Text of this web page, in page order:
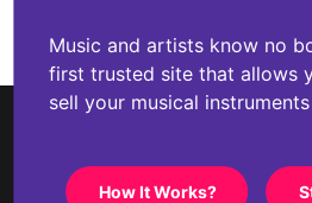
Music and artists know no
first trusted site that allows
sell your musical instruments
How It Works?